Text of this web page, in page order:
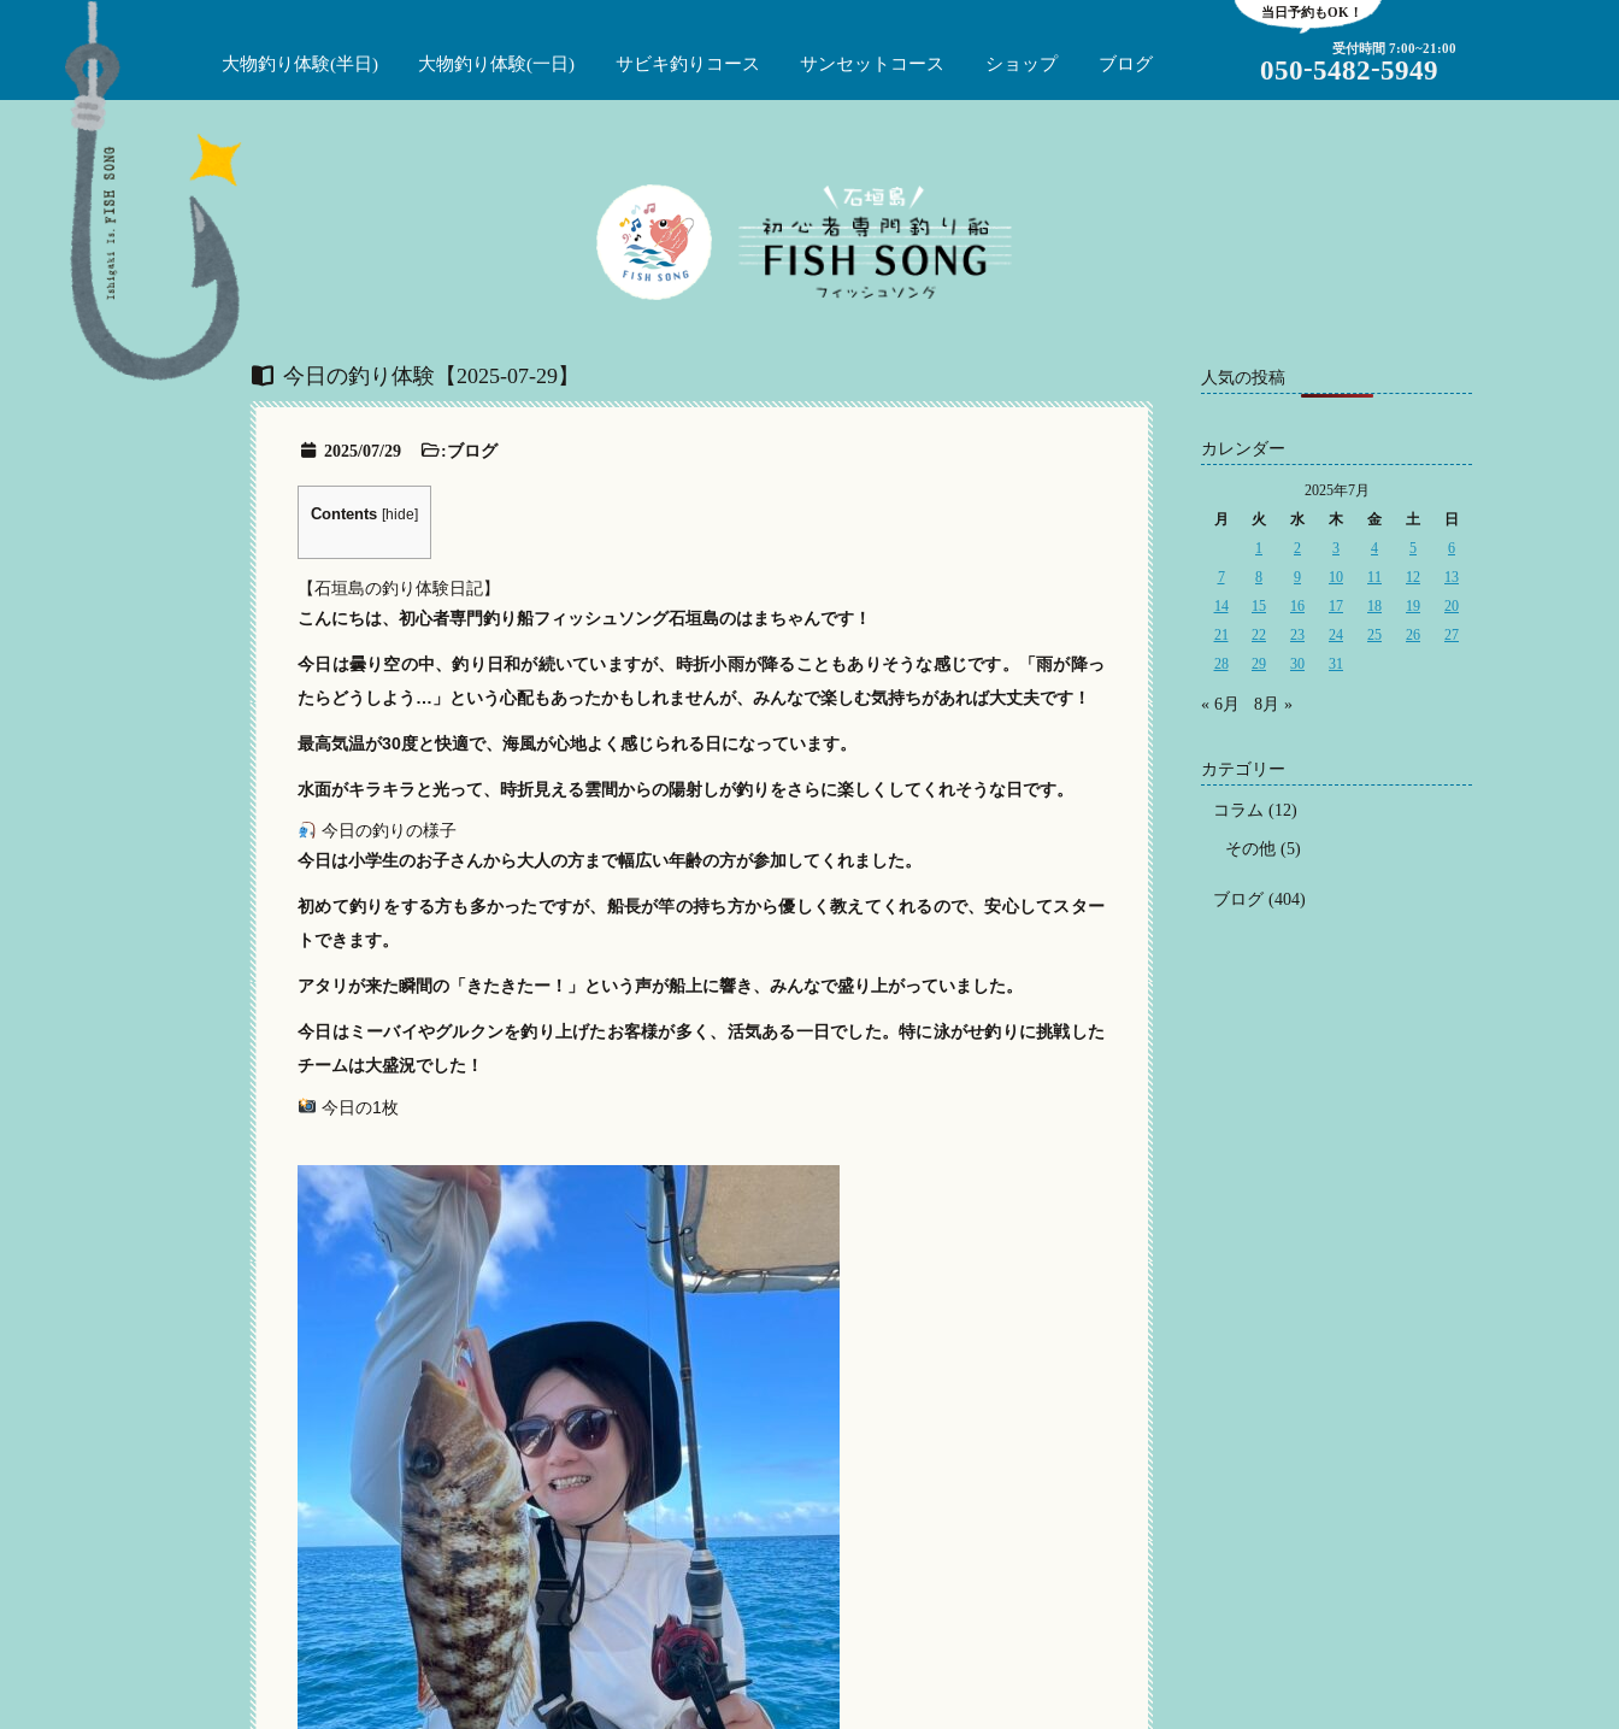
大物釣り体験(半日) 大物釣り体験(一日) サビキ釣りコース サンセットコース ショップ ブログ
当日予約もOK！
受付時間 7:00~21:00
050-5482-5949
今日の釣り体験【2025-07-29】
2025/07/29 :ブログ
Contents [hide]
【石垣島の釣り体験日記】
こんにちは、初心者専門釣り船フィッシュソング石垣島のはまちゃんです！
今日は曇り空の中、釣り日和が続いていますが、時折小雨が降ることもありそうな感じです。「雨が降っ
たらどうしよう…」という心配もあったかもしれませんが、みんなで楽しむ気持ちがあれば大丈夫です！
最高気温が30度と快適で、海風が心地よく感じられる日になっています。
水面がキラキラと光って、時折見える雲間からの陽射しが釣りをさらに楽しくしてくれそうな日です。
今日の釣りの様子
今日は小学生のお子さんから大人の方まで幅広い年齢の方が参加してくれました。
初めて釣りをする方も多かったですが、船長が竿の持ち方から優しく教えてくれるので、安心してスター
トできます。
アタリが来た瞬間の「きたきたー！」という声が船上に響き、みんなで盛り上がっていました。
今日はミーバイやグルクンを釣り上げたお客様が多く、活気ある一日でした。特に泳がせ釣りに挑戦した
チームは大盛況でした！
今日の1枚
人気の投稿
カレンダー
2025年7月
月
火 水 木 金 土
日
1
2 3 4 5
6
7
8 9 10 11 12
13
14
15 16 17 18 19
20
21
22 23 24 25 26
27
28
29 30 31
« 6月 8月 »
カテゴリー
コラム (12)
その他 (5)
ブログ (404)